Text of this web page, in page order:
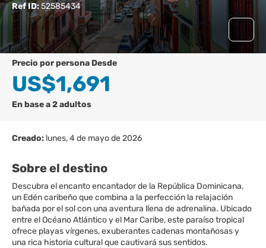
Ref ID:52585434
precio por persona Desde
US$1,691
En base a 2 adultos
Creado: lunes, 4 de mayo de 2026
Sobre el destino
Descubra el encanto encantador de la República Dominicana,
un Edén caribeño que combina a la perfección la relajación
bañada por el sol con una aventura llena de adrenalina. Ubicado
entre el Océano Atlántico y el Mar Caribe, este paraíso tropical
ofrece playas vírgenes, exuberantes cadenas montañosas y
una rica historia cultural que cautivará sus sentidos.